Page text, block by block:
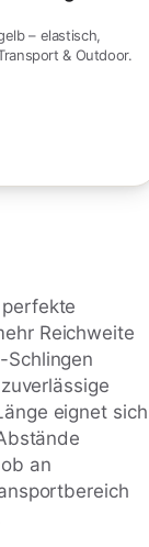
– elastisch,
& Outdoor.
Reichweite
eignet sich
an